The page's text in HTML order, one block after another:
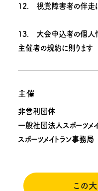
12. 視覚障害者の伴走は
13. 大会申込者の個人
主催者の規約に則ります
主催
非営利団体
一般社団法人スポーツメ
スポーツメイトラン事務局
この